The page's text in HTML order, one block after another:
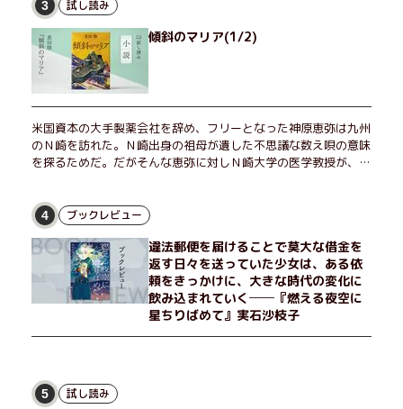
3 試し読み
傾斜のマリア(1/2)
米国資本の大手製薬会社を辞め、フリーとなった神原恵弥は九州
のＮ崎を訪れた。Ｎ崎出身の祖母が遺した不思議な数え唄の意味
を探るためだ。だがそんな恵弥に対しＮ崎大学の医学教授が、米
恵弥は、まるで影のような存在の博士とまみえることはできるの
か？ そして、唄の歌詞「かたむくマリア」に込められた秘密と
は？ 謎めいたラストが鮮烈な余韻を残すシリーズ第四作！
4 ブックレビュー
違法郵便を届けることで莫大な借金を
返す日々を送っていた少女は、ある依
頼をきっかけに、大きな時代の変化に
飲み込まれていく──『燃える夜空に
星ちりばめて』実石沙枝子
5 試し読み